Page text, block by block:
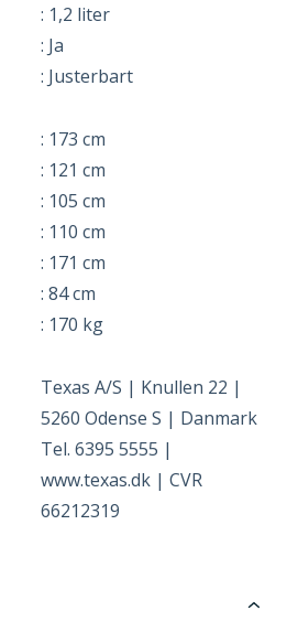
: 1,2 liter
: Ja
: Justerbart
: 173 cm
: 121 cm
: 105 cm
: 110 cm
: 171 cm
: 84 cm
: 170 kg
Texas A/S | Knullen 22 |
5260 Odense S | Danmark
Tel. 6395 5555 |
www.texas.dk | CVR
66212319